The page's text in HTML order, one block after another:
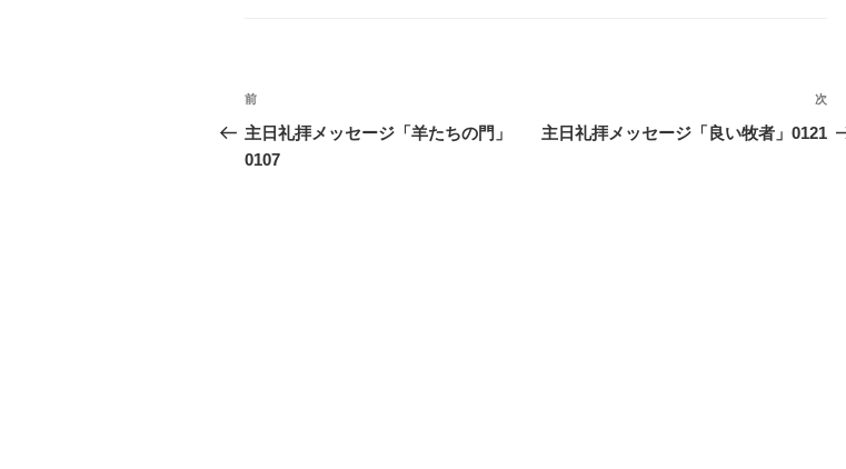
投
稿
ナ
前
の
投
前
主日礼拝メッセージ「羊たちの門」
0107
次
の
次
主日礼拝メッセージ「良い牧者」0121